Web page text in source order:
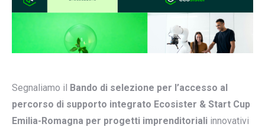
Segnaliamo il Bando di selezione per l’accesso al
percorso di supporto integrato Ecosister & Start Cup
Emilia-Romagna per progetti imprenditoriali innovativi